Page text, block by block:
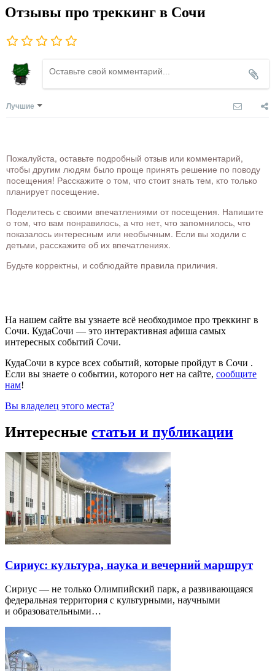
Отзывы про треккинг в Сочи
Лучшие
Пожалуйста, оставьте подробный отзыв или комментарий,
чтобы другим людям было проще принять решение по поводу
посещения! Расскажите о том, что стоит знать тем, кто только
планирует посещение.
Поделитесь с своими впечатлениями от посещения. Напишите
о том, что вам понравилось, а что нет, что запомнилось, что
показалось интересным или необычным. Если вы ходили с
детьми, расскажите об их впечатлениях.
Будьте корректны, и соблюдайте правила приличия.
На нашем сайте вы узнаете всё необходимое про треккинг в
Сочи. КудаСочи — это интерактивная афиша самых
интересных событий Сочи.
КудаСочи в курсе всех событий, которые пройдут в Сочи .
Если вы знаете о событии, которого нет на сайте, сообщите
нам!
Вы владелец этого места?
Интересные статьи и публикации
Сириус: культура, наука и вечерний маршрут
Сириус — не только Олимпийский парк, а развивающаяся
федеральная территория с культурными, научными
и образовательными…